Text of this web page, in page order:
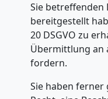
Sie betreffenden
bereitgestellt
20 DSGVO zu
Übermittlung an
fordern.
Sie haben ferner